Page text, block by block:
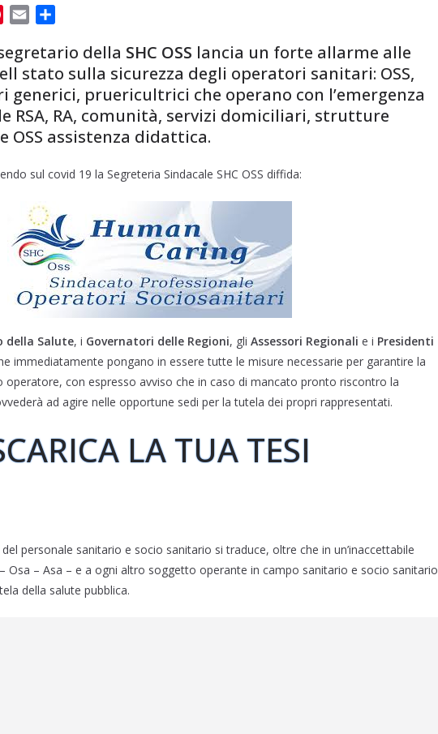
n
t
e
r
e
t
a
i
l
n
d
i
v
i
i
della SHC OSS lancia un forte allarme alle
stato sulla sicurezza degli operatori sanitari: OSS,
generici, pruericultrici che operano con l’emergenza
RSA, RA, comunità, servizi domiciliari, strutture
OSS assistenza didattica.
sul covid 19 la Segreteria Sindacale SHC OSS diffida:
della Salute, i Governatori delle Regioni, gli Assessori Regionali e i Presidenti
immediatamente pongano in essere tutte le misure necessarie per garantire la
operatore, con espresso avviso che in caso di mancato pronto riscontro la
ad agire nelle opportune sedi per la tutela dei propri rappresentati.
LA TUA TESI
personale sanitario e socio sanitario si traduce, oltre che in un’inaccettabile
Osa – Asa – e a ogni altro soggetto operante in campo sanitario e socio sanitario
della salute pubblica.